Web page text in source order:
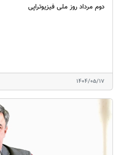
دوم مرداد روز ملی فیزیوتراپی
1404/05/17